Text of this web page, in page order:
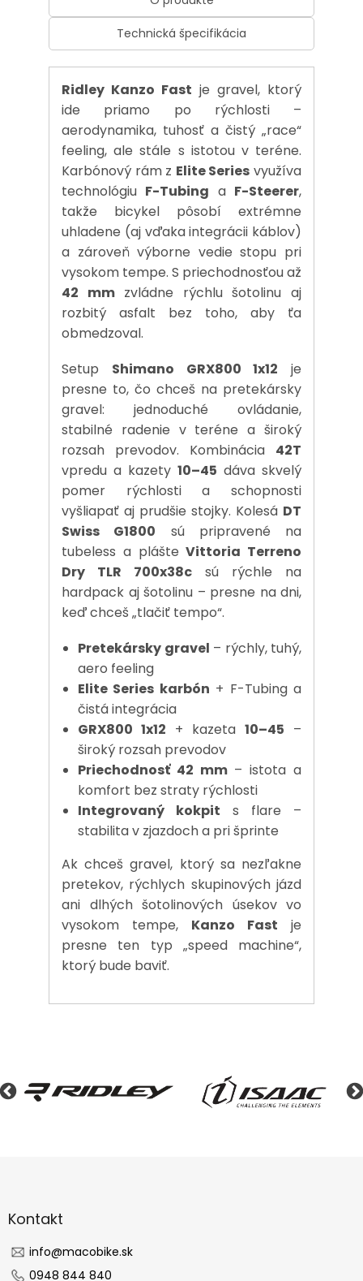
Technická špecifikácia
Ridley Kanzo Fast je gravel, ktorý
ide priamo po rýchlosti –
aerodynamika, tuhosť a čistý „race“
feeling, ale stále s istotou v teréne.
Karbónový rám z Elite Series využíva
technológiu F-Tubing a F-Steerer,
takže bicykel pôsobí extrémne
uhladene (aj vďaka integrácii káblov)
a zároveň výborne vedie stopu pri
vysokom tempe. S priechodnosťou až
42 mmzvládne rýchlu šotolinu aj
rozbitý asfalt bez toho, aby ťa
obmedzoval.
Setup Shimano GRX800 1x12 je
presne to, čo chceš na pretekársky
gravel: jednoduché ovládanie,
stabilné radenie v teréne a široký
rozsah prevodov. Kombinácia 42T
vpredu a kazety 10–45 dáva skvelý
pomer rýchlosti a schopnosti
vyšliapať aj prudšie stojky. Kolesá DT
Swiss G1800 sú pripravené na
tubeless a plášteVittoria Terreno
Dry TLR 700x38c sú rýchle na
hardpack aj šotolinu – presne na dni,
keď chceš „tlačiť tempo“.
Pretekársky gravel – rýchly, tuhý,
aero feeling
Elite Series karbón + F-Tubing a
čistá integrácia
GRX800 1x12 + kazeta 10–45 –
široký rozsah prevodov
Priechodnosť 42 mm– istota a
komfort bez straty rýchlosti
Integrovaný kokpit s flare –
stabilita v zjazdoch a pri šprinte
Ak chceš gravel, ktorý sa nezľakne
pretekov, rýchlych skupinových jázd
ani dlhých šotolinových úsekov vo
vysokom tempe, Kanzo Fast je
presne ten typ „speed machine“,
ktorý bude baviť.
äKontakt
info@macobike.sk
0948 844 840